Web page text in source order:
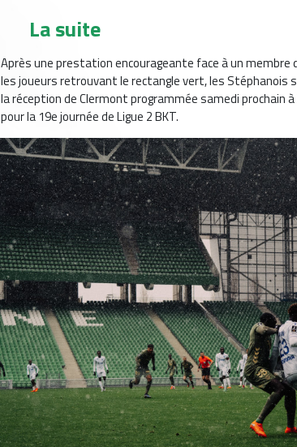
La suite
Après une prestation encourageante face à un
les joueurs retrouvant le rectangle vert, les
la réception de Clermont programmée samedi prochain
pour la 19e journée de Ligue 2 BKT.